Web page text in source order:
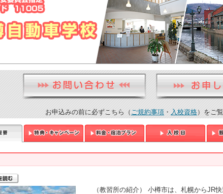
お申込みの前に必ずこちら（ ご規約事項 ・ 入校資格）をご
（教習所の紹介） 小樽市は、札幌からJR